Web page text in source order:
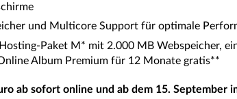
und Multicore Support für optimale
Paket M* mit 2.000 MB Webspeicher,
Album Premium für 12 Monate gratis**
ab sofort online und ab dem 15. September